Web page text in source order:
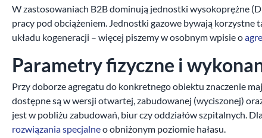
W zastosowaniach B2B dominują jednostki wysokoprężne
pracy pod obciążeniem. Jednostki gazowe bywają korzystne
układu kogeneracji – więcej piszemy w osobnym wpisie o
Parametry fizyczne i
Przy doborze agregatu do konkretnego obiektu znaczenie
dostępne są w wersji otwartej, zabudowanej (wyciszonej)
jest w pobliżu zabudowań, biur czy oddziałów szpitalnych.
rozwiązania specjalneo obniżonym poziomie hałasu.